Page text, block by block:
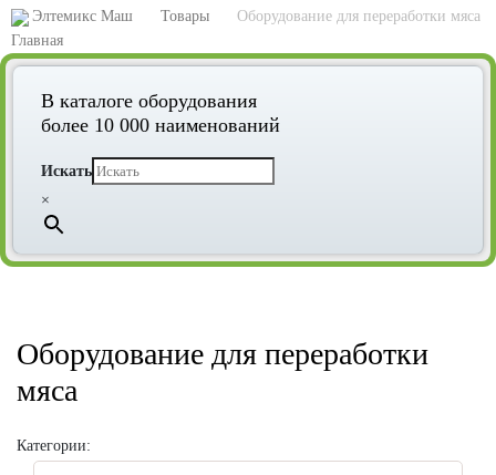
Элтемикс Маш Товары Оборудование для переработки мяса
В каталоге оборудования
более 10 000 наименований
Искать
×
Оборудование для переработки
мяса
Категории: